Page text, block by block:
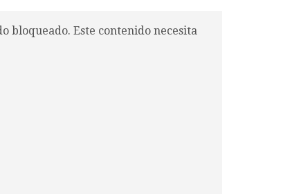
bloqueado. Este contenido necesita